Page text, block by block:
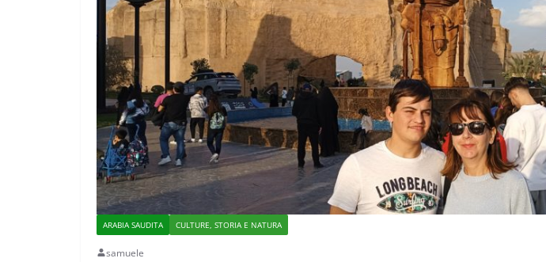
ARABIA SAUDITA CULTURE, STORIA E NATURA
samuele